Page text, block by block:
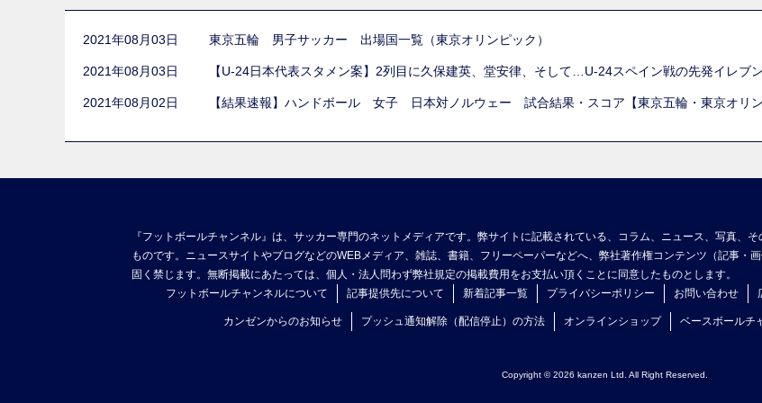
2021年08月03日 東京五輪 男子サッカー 出場国一覧（東京オリンピック）
2021年08月03日 【U-24日本代表スタメン案】2列目に久保建英、堂安律、そして…U-24スペイン戦の先発イレブ
2021年08月02日 【結果速報】ハンドボール 女子 日本対ノルウェー 試合結果・スコア【東京五輪・東京オリン
『フットボールチャンネル』は、サッカー専門のネットメディアです。弊サイトに記載されている、コラム、ニュース、写真、
ものです。ニュースサイトやブログなどのWEBメディア、雑誌、書籍、フリーペーパーなどへ、弊社著作権コンテンツ（記事・
固く禁じます。無断掲載にあたっては、個人・法人問わず弊社規定の掲載費用をお支払い頂くことに同意したものとします。
フットボールチャンネルについて
記事提供先について 新着記事一覧 プライバシーポリシー お問い合わせ
カンゼンからのお知らせ プッシュ通知解除（配信停止）の方法 オンラインショップ ベースボールチ
Copyright © 2026 kanzen Ltd. All Right Reserved.